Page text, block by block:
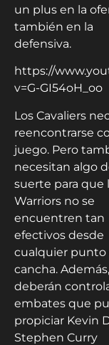
un plus en la
también en la
defensiva.
https://
v=G-GI54oH_oo
Los Cavaliers
reencontrarse
juego. Pero
necesitan algo
suerte para que
Warriors no se
encuentren tan
efectivos desde
cualquier punto
cancha. Además,
deberán
embates que
propiciar Kevin
Stephen Curry